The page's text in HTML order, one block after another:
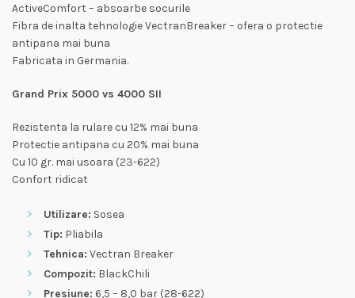
ActiveComfort – absoarbe socurile
Fibra de inalta tehnologie VectranBreaker – ofera o protectie
antipana mai buna
Fabricata in Germania.
Grand Prix 5000 vs 4000 SII
Rezistenta la rulare cu 12% mai buna
Protectie antipana cu 20% mai buna
Cu 10 gr. mai usoara (23-622)
Confort ridicat
Utilizare: Sosea
Tip: Pliabila
Tehnica: Vectran Breaker
Compozit: BlackChili
Presiune: 6,5 – 8,0 bar (28-622)